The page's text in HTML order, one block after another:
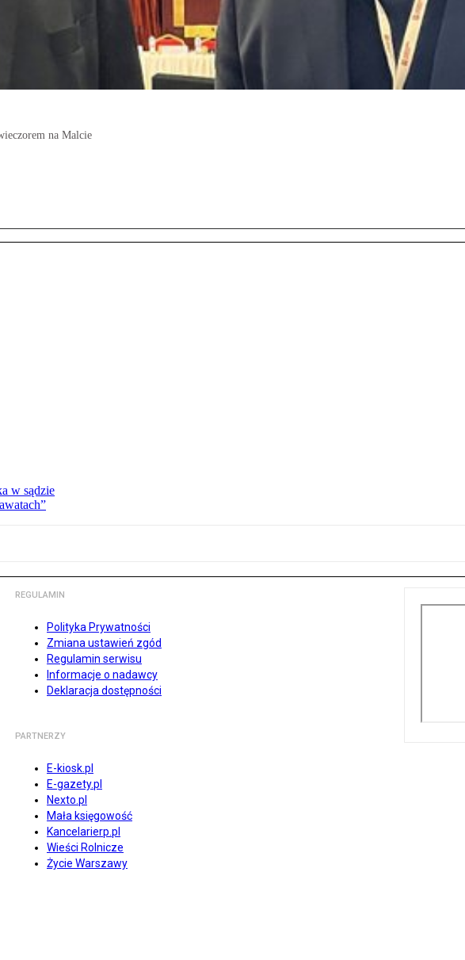
na Malcie
w sądzie
REGULAMIN
Polityka Prywatności
Zmiana ustawień zgód
Regulamin serwisu
Informacje o nadawcy
Deklaracja dostępności
PARTNERZY
E-kiosk.pl
E-gazety.pl
Nexto.pl
Mała księgowość
Kancelarierp.pl
Wieści Rolnicze
Życie Warszawy